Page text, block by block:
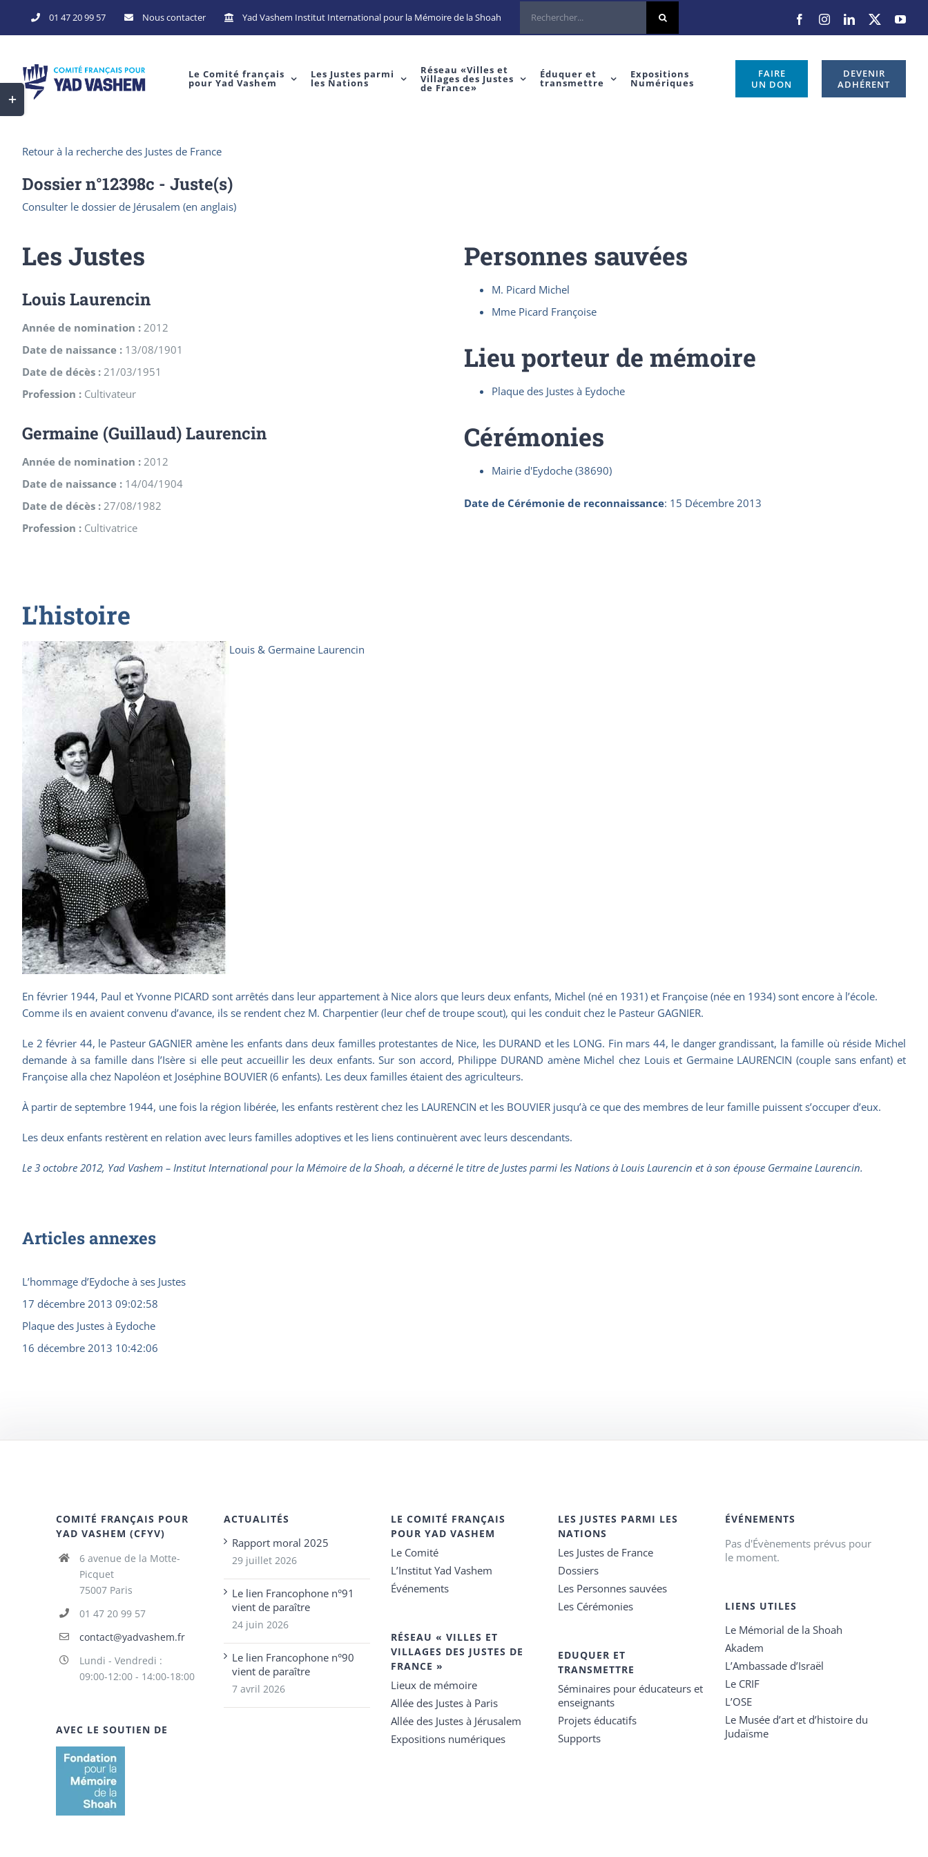
to
01 47 20 99 57 Nous contacter Yad Vashem Institut International pour la Mémoire de la Shoah Rechercher
FacebookInstagramLinkedIn
X
Le Comité français
pour Yad Vashem
Les Justes parmi
les Nations
Réseau «Villes et
Villages des Justes
de France»
Éduquer et
transmettre
Expositions
Numériques
FAIRE
UN DON
DEVENIR
ADHÉRENT
Retour à la recherche des Justes de France
Dossier n°12398c - Juste(s)
Consulter le dossier de Jérusalem (en anglais)
Les Justes
Louis Laurencin
Année de nomination : 2012
Date de naissance : 13/08/1901
Date de décès : 21/03/1951
Profession : Cultivateur
Germaine (Guillaud) Laurencin
Année de nomination : 2012
Date de naissance : 14/04/1904
Date de décès : 27/08/1982
Profession : Cultivatrice
Personnes sauvées
M. Picard Michel
Mme Picard Françoise
Lieu porteur de mémoire
Plaque des Justes à Eydoche
Cérémonies
Mairie d'Eydoche (38690)
Date de Cérémonie de reconnaissance: 15 Décembre 2013
L'histoire
Louis & Germaine Laurencin
En février 1944, Paul et Yvonne PICARD sont arrêtés dans leur appartement à Nice alors que leurs deux enfants, Michel (né en 1931) et Françoise (née en 1934) sont encore à l’école.
Comme ils en avaient convenu d’avance, ils se rendent chez M. Charpentier (leur chef de troupe scout), qui les conduit chez le Pasteur GAGNIER.
Le 2 février 44, le Pasteur GAGNIER amène les enfants dans deux familles protestantes de Nice, les DURAND et les LONG. Fin mars 44, le danger grandissant, la famille où réside Michel
demande à sa famille dans l’Isère si elle peut accueillir les deux enfants. Sur son accord, Philippe DURAND amène Michel chez Louis et Germaine LAURENCIN (couple sans enfant) et
Françoise alla chez Napoléon et Joséphine BOUVIER (6 enfants). Les deux familles étaient des agriculteurs.
À partir de septembre 1944, une fois la région libérée, les enfants restèrent chez les LAURENCIN et les BOUVIER jusqu’à ce que des membres de leur famille puissent s’occuper d’eux.
Les deux enfants restèrent en relation avec leurs familles adoptives et les liens continuèrent avec leurs descendants.
Le 3 octobre 2012, Yad Vashem – Institut International pour la Mémoire de la Shoah, a décerné le titre de Justes parmi les Nations à Louis Laurencin et à son épouse Germaine Laurencin.
Articles annexes
L’hommage d’Eydoche à ses Justes
17 décembre 2013 09:02:58
Plaque des Justes à Eydoche
16 décembre 2013 10:42:06
COMITÉ FRANÇAIS POUR
YAD VASHEM (CFYV)
6 avenue de la Motte-
Picquet
75007 Paris
01 47 20 99 57
contact@yadvashem.fr
Lundi - Vendredi :
09:00-12:00 - 14:00-18:00
AVEC LE SOUTIEN DE
ACTUALITÉS
Rapport moral 2025
29 juillet 2026
Le lien Francophone n°91
vient de paraître
24 juin 2026
Le lien Francophone n°90
vient de paraître
7 avril 2026
LE COMITÉ FRANÇAIS
POUR YAD VASHEM
Le Comité
L’Institut Yad Vashem
Événements
RÉSEAU « VILLES ET
VILLAGES DES JUSTES DE
FRANCE »
Lieux de mémoire
Allée des Justes à Paris
Allée des Justes à Jérusalem
Expositions numériques
LES JUSTES PARMI LES
NATIONS
Les Justes de France
Dossiers
Les Personnes sauvées
Les Cérémonies
EDUQUER ET
TRANSMETTRE
Séminaires pour éducateurs et
enseignants
Projets éducatifs
Supports
ÉVÉNEMENTS
Pas d'Évènements prévus pour
le moment.
LIENS UTILES
Le Mémorial de la Shoah
Akadem
L’Ambassade d’Israël
Le CRIF
L’OSE
Le Musée d’art et d’histoire du
Judaïsme
Toggle
Sliding